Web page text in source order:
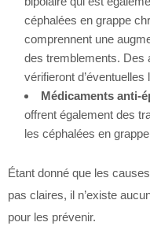
céphalées en grappe
comprennent une
des tremblements. Des
vérifieront d’éventuelles
Médicaments anti-
offrent également des
les céphalées en
Étant donné que les
pas claires, il n’existe
pour les prévenir.